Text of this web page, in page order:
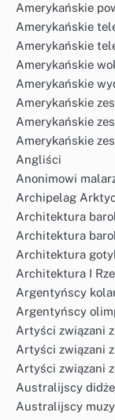
Amerykańskie
Amerykańskie
Amerykańskie
Amerykańskie
Amerykańskie
Amerykańskie
Amerykańskie
Amerykańskie
Angliści
Anonimowi
Archipelag
Architektura
Architektura
Architektura
Architektura I
Argentyńscy
Argentyńscy
Artyści związani
Artyści związani
Artyści związani
Australijscy
Australijscy